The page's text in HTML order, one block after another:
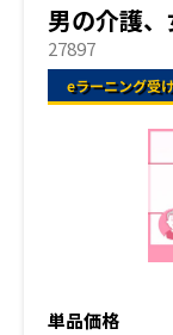
男の介護、
27897
単品価格